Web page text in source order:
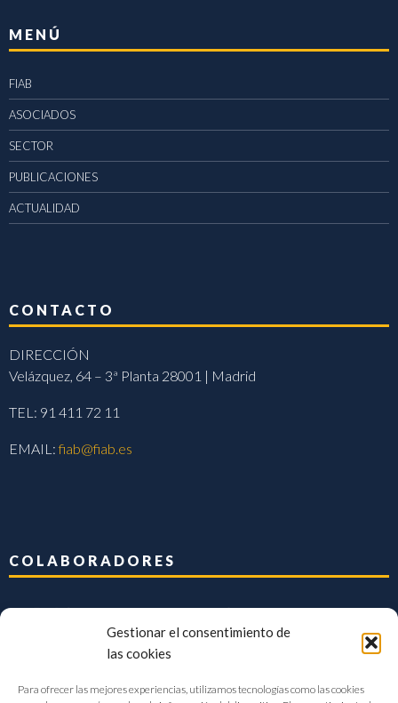
Gestionar el consentimiento de
las cookies
Para ofrecer las mejores experiencias, utilizamos tecnologías como las cookies
MENÚ
FIAB
ASOCIADOS
SECTOR
PUBLICACIONES
ACTUALIDAD
CONTACTO
DIRECCIÓN
Velázquez, 64 – 3ª Planta 28001 | Madrid
TEL: 91 411 72 11
EMAIL:fiab@fiab.es
COLABORADORES